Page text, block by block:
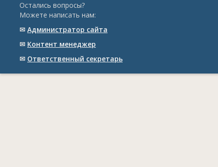
Остались вопросы?
Можете написать нам:
✉ Администратор сайта
✉ Контент менеджер
✉ Ответственный cекретарь